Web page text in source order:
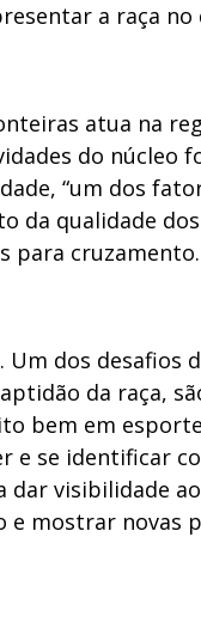
a raça no
atua na
do núcleo
“um dos
qualidade
para
dos
da raça,
bem em
e se identificar
visibilidade
mostrar novas